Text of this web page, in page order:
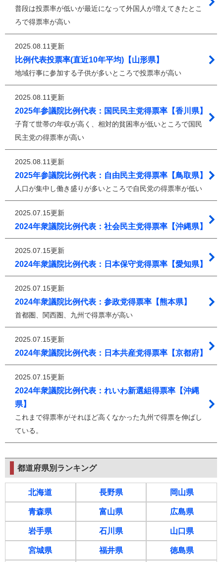
普段は投票率が低いが最近になって外国人が増えてきたとこ
ろで得票率が高い
2025.08.11更新
比例代表投票率(直近10年平均)【山形県】
地域行事に参加する子供が多いところで投票率が高い
2025.08.11更新
2025年参議院比例代表：国民民主党得票率【香川県】
子育て世帯の年収が高く、相対的貧困率が低いところで国民
民主党の得票率が高い
2025.08.11更新
2025年参議院比例代表：自由民主党得票率【鳥取県】
人口が集中し働き盛りが多いところで自民党の得票率が低い
2025.07.15更新
2024年衆議院比例代表：社会民主党得票率【沖縄県】
2025.07.15更新
2024年衆議院比例代表：日本保守党得票率【愛知県】
2025.07.15更新
2024年衆議院比例代表：参政党得票率【熊本県】
首都圏、関西圏、九州で得票率が高い
2025.07.15更新
2024年衆議院比例代表：日本共産党得票率【京都府】
2025.07.15更新
2024年衆議院比例代表：れいわ新選組得票率【沖縄
県】
これまで得票率がそれほど高くなかった九州で得票を伸ばし
ている。
都道府県別ランキング
北海道
青森県
岩手県
宮城県
長野県
富山県
石川県
福井県
岡山県
広島県
山口県
徳島県